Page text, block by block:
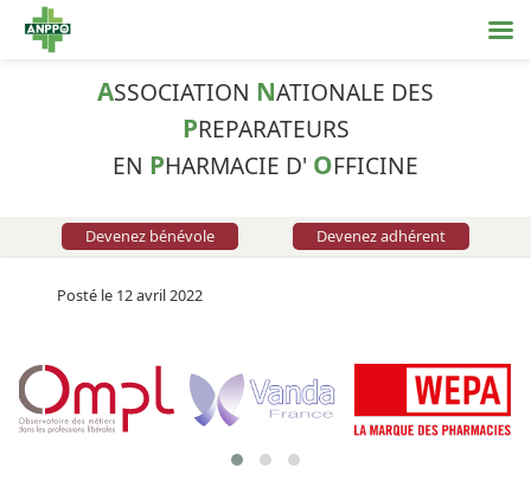
ASSOCIATION NATIONALE DES
PREPARATEURS
EN PHARMACIE D' OFFICINE
Devenez bénévole Devenez adhérent
Posté le 12 avril 2022